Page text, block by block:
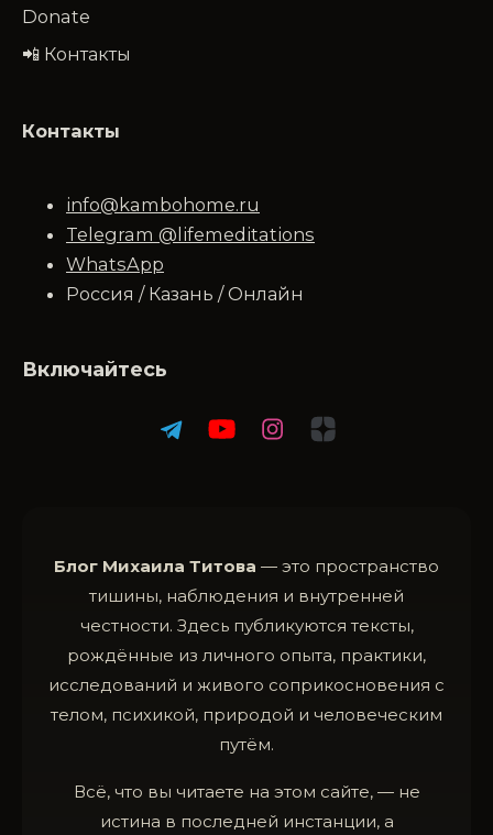
Donate
📲 Контакты
Контакты
info@kambohome.ru
Telegram @lifemeditations
WhatsApp
Россия / Казань / Онлайн
Включайтесь
Блог Михаила Титова — это пространство
тишины, наблюдения и внутренней
честности. Здесь публикуются тексты,
рождённые из личного опыта, практики,
исследований и живого соприкосновения с
телом, психикой, природой и человеческим
путём.
Всё, что вы читаете на этом сайте, — не
истина в последней инстанции, а